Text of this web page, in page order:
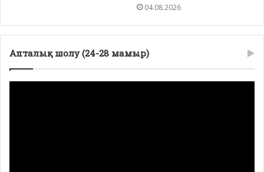
04.08.2026
Апталық шолу (24-28 мамыр)